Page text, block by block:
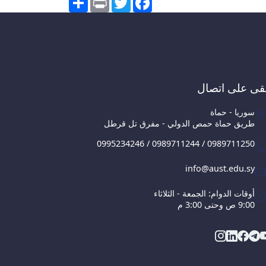
على اتصال
سوريا - حماة
طريق حماة حمص الدولي - مفرق تل قرطل
0995234246 / 0989711244 / 0989711250
info@aust.edu.sy
أوقات الدوام: الجمعة - الثلاثاء
9:00 ص وحتى 3:00 م